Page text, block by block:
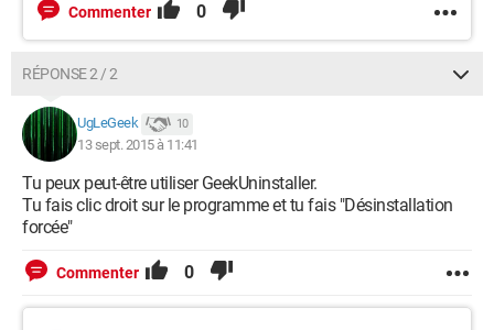
Commenter 0
RÉPONSE 2 / 2
UgLeGeek 10
13 sept. 2015 à 11:41
Tu peux peut-être utiliser GeekUninstaller.
Tu fais clic droit sur le programme et tu fais "Désinstallation
forcée"
Commenter 0